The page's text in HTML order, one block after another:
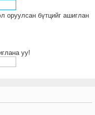
оруулсан бүтцийг ашиглан
уу!